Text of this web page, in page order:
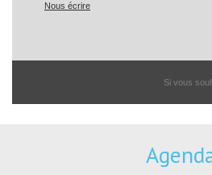
Nous écrire
Si vous